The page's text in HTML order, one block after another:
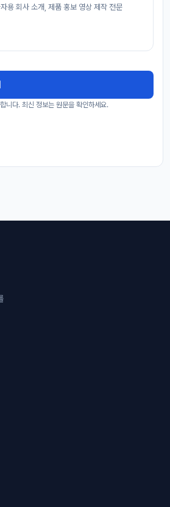
용 회사 소개, 제품 홍보 영상 제작 전문
니다. 최신 정보는 원문을 확인하세요.